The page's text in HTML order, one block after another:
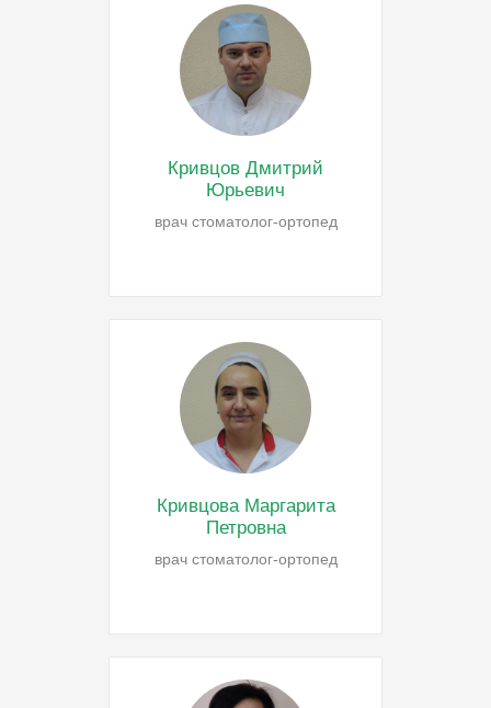
Кривцов Дмитрий
Юрьевич
врач стоматолог-ортопед
Кривцова Маргарита
Петровна
врач стоматолог-ортопед